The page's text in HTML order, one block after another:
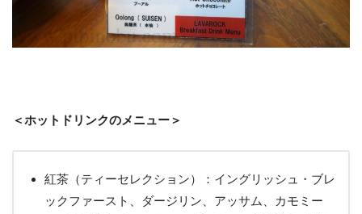
＜ホットドリンクのメニュー＞
紅茶（ティーセレクション）：イングリッシュ・ブレ
ックファースト、ダージリン、アッサム、カモミー